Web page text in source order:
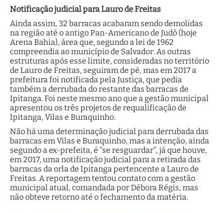
Notificação judicial para Lauro de Freitas
Ainda assim, 32 barracas acabaram sendo demolidas
na região até o antigo Pan-Americano de Judô (hoje
Arena Bahia), área que, segundo a lei de 1962
compreendia ao município de Salvador. As outras
estruturas após esse limite, consideradas no território
de Lauro de Freitas, seguiram de pé, mas em 2017 a
prefeitura foi notificada pela Justiça, que pedia
também a derrubada do restante das barracas de
Ipitanga. Foi neste mesmo ano que a gestão municipal
apresentou os três projetos de requalificação de
Ipitanga, Vilas e Buraquinho.
Não há uma determinação judicial para derrubada das
barracas em Vilas e Buraquinho, mas a intenção, ainda
segundo a ex-prefeita, é “se resguardar”, já que houve,
em 2017, uma notificação judicial para a retirada das
barracas da orla de Ipitanga pertencente a Lauro de
Freitas. A reportagem tentou contato com a gestão
municipal atual, comandada por Débora Régis, mas
não obteve retorno até o fechamento da matéria.